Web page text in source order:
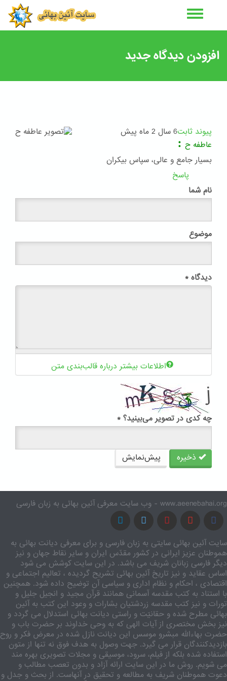
افزودن دیدگاه جدید
پیوند ثابت6 سال 2 ماه پیش
عاطفه ح :
بسیار جامع و عالی، سپاس بیکران
پاسخ
نام شما
موضوع
دیدگاه *
اطلاعات بیشتر درباره قالب‌بندی متن
چه کدی در تصویر می‌بینید؟ *
ذخیره پیش‌نمایش
www.aeenebahai.org - وب سایت معرفی آئین بهائی به زبان فارسی
سایت آئین بهائی سایتی به زبان فارسی و برای معرفی دیانت بهائی به
هموطنان عزیز ایرانی در کشور مقدّس ایران و سایر نقاط جهان و نیز
دیگر فارسی زبانان شریف می باشد. در این سایت کوشش می شود
اساس عقاید و نیز تاریخ آئین بهائی تشریح گردیده ، تعالیم اجتماعی و
اقتصادی ، احکام و نظام اداری و سیاسی آن توضیح داده شود. همچنین
با استناد به کتب مقدسه آسمانی همانند قرآن مجید و انجیل جلیل و
تورات و نیز کتب مقدسه زردشتیان بشارات و وعود این کتب به آئین
بهائی مطرح شده و حقانیّت و راستی دیانت بهائی استدلال می گردد و
نیز بخش مختصری از آیات الهی که به وحی خداوند بر حضرت باب و
حضرت بهاءالله مبشرو موسس این دیانت نازل شده در معرض فکر و روح
بازدیدکنندگان قرار می گیرد. جهت وصول به هدف فوق نه تنها از متون
استفاده شده بلکه از فیلم، سرود، موسیقی و مجلات تصویری بهره مند
می شویم. روش ما در این سایت ارائه آزاد و بدون تعصب مطالب و
دعوت هموطنان شریف به مطالعه و تحقیق در آنهاست. از بحث و جدل و